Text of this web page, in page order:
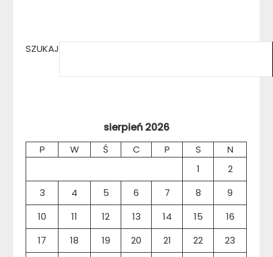
SZUKAJ
sierpień 2026
P W Ś C P S
N
1
2
3
4 5 6 7 8
9
10
11 12 13 14 15
16
17
18 19 20 21 22
23